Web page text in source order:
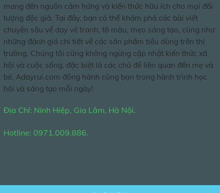
mang đến nguồn cảm hứng và kiến thức hữu ích cho mọi đối
tượng độc giả. Tại đây, bạn có thể khám phá các bài viết
chuyên sâu về dạy vẽ tranh, tô màu, mẹo sáng tạo, cũng như
những đánh giá chi tiết về các sản phẩm tiêu dùng trên thị
trường. Chúng tôi cũng không ngừng cập nhật kiến thức xã
hội và cuộc sống, đặc biệt là các chủ đề liên quan đến mẹ và
bé. Adayrui.com đồng hành cùng bạn trong hành trình học
hỏi và sáng tạo mỗi ngày!
Địa Chỉ: Ninh Hiệp, Gia Lâm, Hà Nội.
Hotline: 0971.009.886.